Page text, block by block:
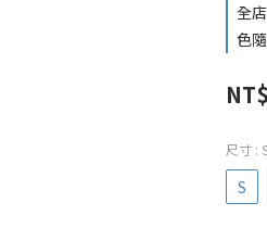
全
色
尺寸 :
S